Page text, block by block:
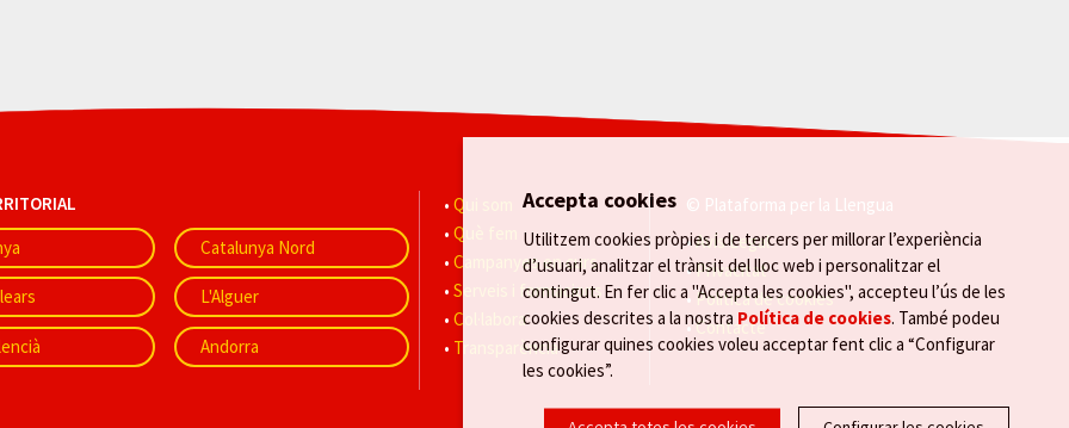
Catalunya Nord
L'Alguer
Andorra
Qui som
Què fem
Campanyes en curs
Serveis i formacions
Col·labora
Transparència
© Plataforma per la Llengua
Avís Legal
Privacitat
Política de cookies
Contacte
Accepta cookies
Utilitzem cookies pròpies i de tercers per millorar l’experiència
d’usuari, analitzar el trànsit del lloc web i personalitzar el
contingut. En fer clic a "Accepta les cookies", accepteu l’ús de les
cookies descrites a la nostra Política de cookies. També podeu
configurar quines cookies voleu acceptar fent clic a “Configurar
les cookies”.